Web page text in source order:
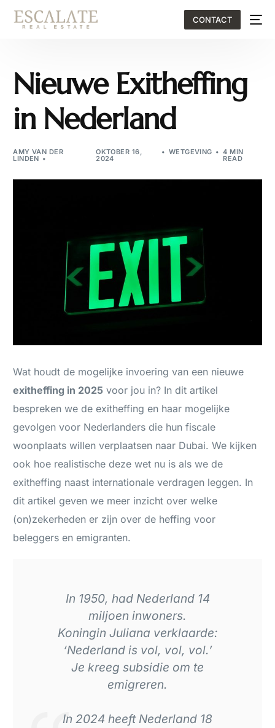
CONTACT
Nieuwe Exitheffing
in Nederland
AMY VAN DER
LINDEN
OKTOBER 16,
2024
WETGEVING 4 MIN
READ
Wat houdt de mogelijke invoering van een nieuwe
exitheffing in 2025 voor jou in? In dit artikel
bespreken we de exitheffing en haar mogelijke
gevolgen voor Nederlanders die hun fiscale
woonplaats willen verplaatsen naar Dubai. We kijken
ook hoe realistische deze wet nu is als we de
exitheffing naast internationale verdragen leggen. In
dit artikel geven we meer inzicht over welke
(on)zekerheden er zijn over de heffing voor
beleggers en emigranten.
In 1950, had Nederland 14
miljoen inwoners.
Koningin Juliana verklaarde:
‘Nederland is vol, vol, vol.’
Je kreeg subsidie om te
emigreren.
In 2024 heeft Nederland 18